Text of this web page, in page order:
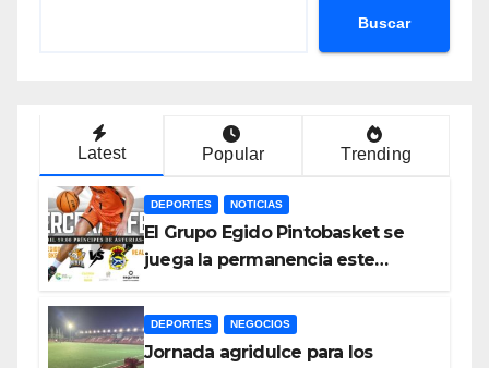
Buscar
Latest Popular Trending
DEPORTES NOTICIAS
El Grupo Egido Pintobasket se
juega la permanencia este
Asturias
DEPORTES NEGOCIOS
Jornada agridulce para los